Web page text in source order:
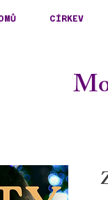
CÍRKEV